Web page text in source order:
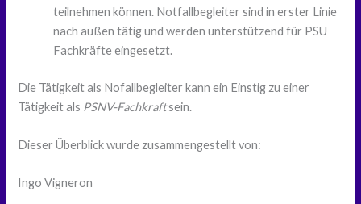
teilnehmen können. Notfallbegleiter sind in erster Linie
nach außen tätig und werden unterstützend für PSU
Fachkräfte eingesetzt.
Die Tätigkeit als Nofallbegleiter kann ein Einstig zu einer
Tätigkeit als PSNV-Fachkraftsein.
Dieser Überblick wurde zusammengestellt von:
Ingo Vigneron